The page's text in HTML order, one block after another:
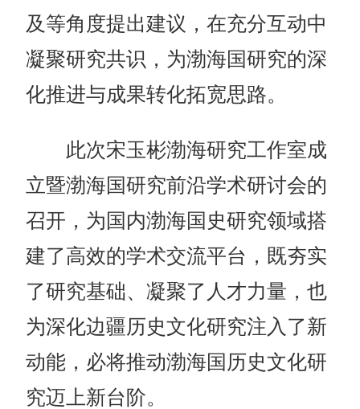
及等角度提出建议，在充分互动中
凝聚研究共识，为渤海国研究的深
化推进与成果转化拓宽思路。
此次宋玉彬渤海研究工作室成
立暨渤海国研究前沿学术研讨会的
召开，为国内渤海国史研究领域搭
建了高效的学术交流平台，既夯实
了研究基础、凝聚了人才力量，也
为深化边疆历史文化研究注入了新
动能，必将推动渤海国历史文化研
究迈上新台阶。